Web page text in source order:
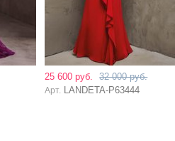
25 600 руб. 32 000 руб.
Арт. LANDETA-P63444